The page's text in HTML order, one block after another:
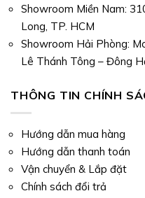
Showroom Miền Nam:
Long, TP. HCM
Showroom Hải Phòng:
Lê Thánh Tông – Đông
THÔNG TIN CHÍNH
Hướng dẫn mua hàng
Hướng dẫn thanh toán
Vận chuyển & Lắp đặt
Chính sách đổi trả